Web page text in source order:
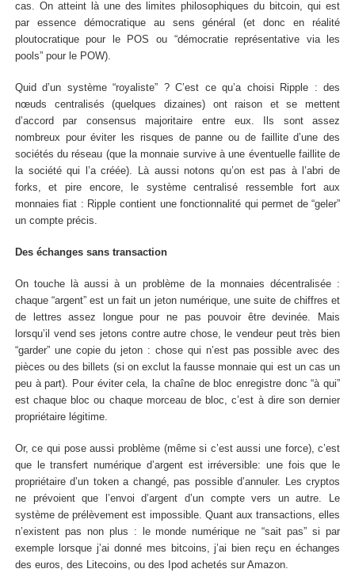
cas. On atteint là une des limites philosophiques du bitcoin, qui est
par essence démocratique au sens général (et donc en réalité
ploutocratique pour le POS ou “démocratie représentative via les
pools” pour le POW).
Quid d’un système “royaliste” ? C’est ce qu’a choisi Ripple : des
nœuds centralisés (quelques dizaines) ont raison et se mettent
d’accord par consensus majoritaire entre eux. Ils sont assez
nombreux pour éviter les risques de panne ou de faillite d’une des
sociétés du réseau (que la monnaie survive à une éventuelle faillite de
la société qui l’a créée). Là aussi notons qu’on est pas à l’abri de
forks, et pire encore, le système centralisé ressemble fort aux
monnaies fiat : Ripple contient une fonctionnalité qui permet de “geler”
un compte précis.
Des échanges sans transaction
On touche là aussi à un problème de la monnaies décentralisée :
chaque “argent” est un fait un jeton numérique, une suite de chiffres et
de lettres assez longue pour ne pas pouvoir être devinée. Mais
lorsqu’il vend ses jetons contre autre chose, le vendeur peut très bien
“garder” une copie du jeton : chose qui n’est pas possible avec des
pièces ou des billets (si on exclut la fausse monnaie qui est un cas un
peu à part). Pour éviter cela, la chaîne de bloc enregistre donc “à qui”
est chaque bloc ou chaque morceau de bloc, c’est à dire son dernier
propriétaire légitime.
Or, ce qui pose aussi problème (même si c’est aussi une force), c’est
que le transfert numérique d’argent est irréversible: une fois que le
propriétaire d’un token a changé, pas possible d’annuler. Les cryptos
ne prévoient que l’envoi d’argent d’un compte vers un autre. Le
système de prélèvement est impossible. Quant aux transactions, elles
n’existent pas non plus : le monde numérique ne “sait pas” si par
exemple lorsque j’ai donné mes bitcoins, j’ai bien reçu en échanges
des euros, des Litecoins, ou des Ipod achetés sur Amazon.